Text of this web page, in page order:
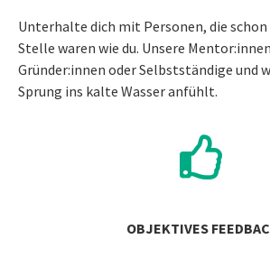
Unterhalte dich mit Personen, die schon
Stelle waren wie du. Unsere
Gründer:innen oder Selbstständige und
Sprung ins kalte Wasser anfühlt.
OBJEKTIVES